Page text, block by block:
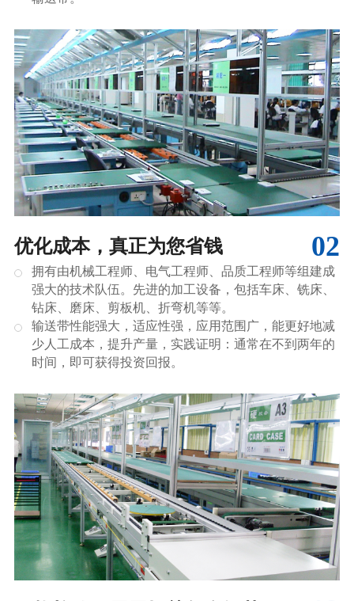
02
优化成本，真正为您省钱
拥有由机械工程师、电气工程师、品质工程师等组建成
强大的技术队伍。先进的加工设备，包括车床、铣床、
钻床、磨床、剪板机、折弯机等等。
输送带性能强大，适应性强，应用范围广，能更好地减
少人工成本，提升产量，实践证明：通常在不到两年的
时间，即可获得投资回报。